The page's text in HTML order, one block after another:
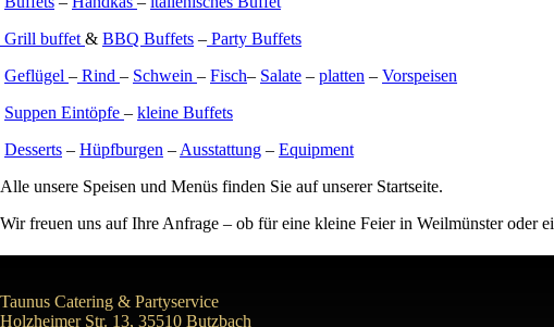
Grill buffet & BBQ Buffets – Party Buffets
Geflügel – Rind – Schwein – Fisch– Salate – platten – Vorspeisen
Suppen Eintöpfe – kleine Buffets
Desserts – Hüpfburgen – Ausstattung – Equipment
Alle unsere Speisen und Menüs finden Sie auf unserer Startseite.
Wir freuen uns auf Ihre Anfrage – ob für eine kleine Feier in Weilmünster oder
Taunus Catering & Partyservice
Holzheimer Str. 13, 35510 Butzbach